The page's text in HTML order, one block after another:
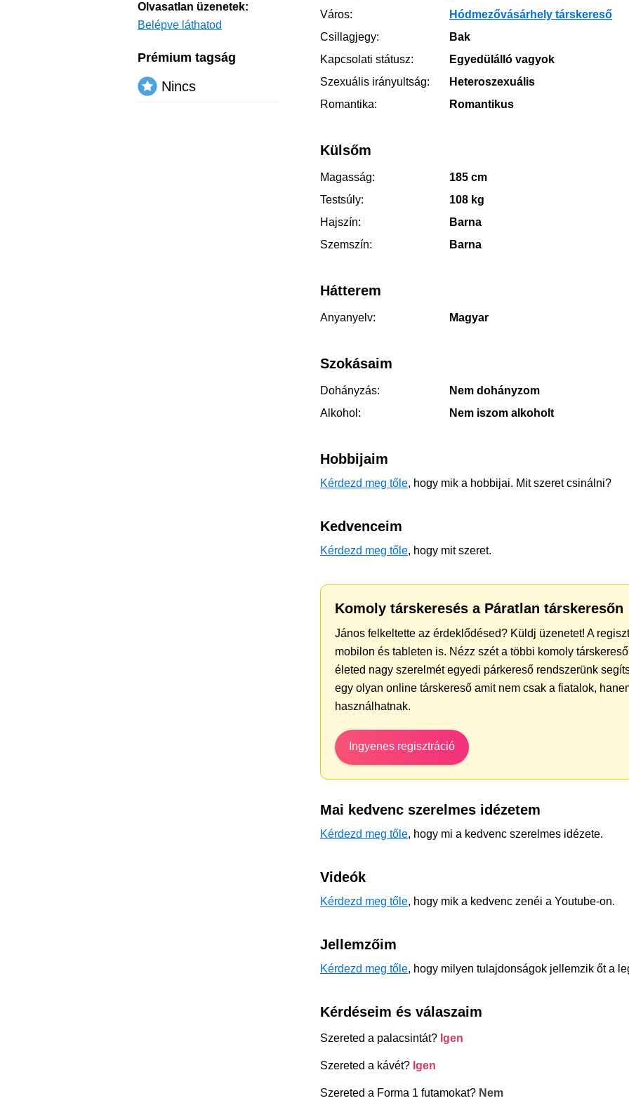
Város:
Hódmezővásárhely társkereső
Csillagjegy:
Bak
Kapcsolati státusz:
Egyedülálló vagyok
Szexuális irányultság:
Heteroszexuális
Romantika:
Romantikus
Külsőm
Magasság:
185 cm
Testsúly:
108 kg
Hajszín:
Barna
Szemszín:
Barna
Hátterem
Anyanyelv: Magyar
Szokásaim
Dohányzás:
Nem dohányzom
Alkohol:
Nem iszom alkoholt
Hobbijaim
Kérdezd meg tőle, hogy mik a hobbijai. Mit szeret csinálni?
Kedvenceim
Kérdezd meg tőle, hogy mit szeret.
Komoly társkeresés a Páratlan társkeresőn
János felkeltette az érdeklődésed? Küldj üzenetet! A
mobilon és tableten is. Nézz szét a többi komoly
életed nagy szerelmét egyedi párkereső rendszerünk
egy olyan online társkereső amit nem csak a fiatalok,
használhatnak.
Ingyenes regisztráció
Mai kedvenc szerelmes idézetem
Kérdezd meg tőle, hogy mi a kedvenc szerelmes idézete.
Videók
Kérdezd meg tőle, hogy mik a kedvenc zenéi a Youtube-on.
Jellemzőim
Kérdezd meg tőle, hogy milyen tulajdonságok jellemzik őt a
Kérdéseim és válaszaim
Szereted a palacsintát? Igen
Szereted a kávét? Igen
Szereted a Forma 1 futamokat? Nem
Olvasatlan üzenetek:
Belépve láthatod
Prémium tagság
Nincs